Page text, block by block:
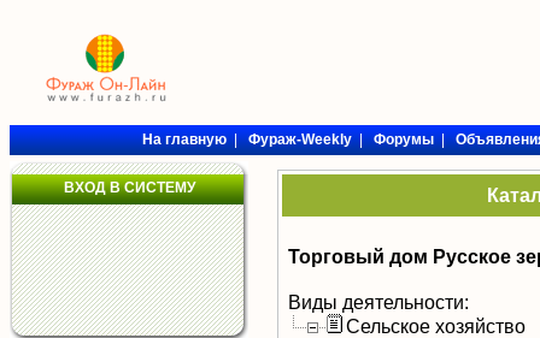
На главную|Фураж-Weekly|Форумы|
ВХОД В СИСТЕМУ
Торговый дом Русское
Виды деятельности:
Сельское хозяйство